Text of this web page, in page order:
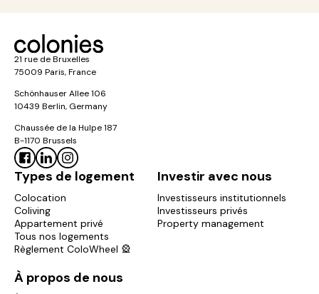
21 rue de Bruxelles
75009 Paris, France
Schönhauser Allee 106
10439 Berlin, Germany
Chaussée de la Hulpe 187
B-1170 Brussels
Types de logement
Colocation
Coliving
Appartement privé
Tous nos logements
Règlement ColoWheel 🎡
Investir avec nous
Investisseurs institutionnels
Investisseurs privés
Property management
À propos de nous